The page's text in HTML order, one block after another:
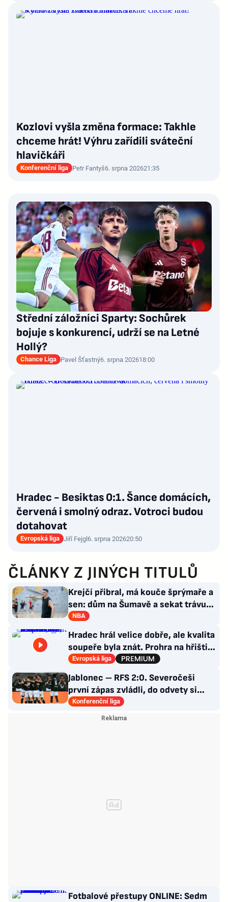
Kozlovi vyšla změna formace: Takhle
chceme hrát! Výhru zařídili sváteční
hlavičkáři
Konferenční liga Petr Fantyš6. srpna 202621:35
Střední záložníci Sparty: Sochůrek
bojuje s konkurencí, udrží se na Letné
Hollý?
Chance Liga Pavel Šťastný6. srpna 202618:00
Hradec - Besiktas 0:1. Šance domácích,
červená i smolný odraz. Votroci budou
dotahovat
Evropská liga Jiří Fejgl6. srpna 202620:50
ČLÁNKY Z JINÝCH TITULŮ
Krejčí přibral, má kouče šprýmaře a
sen: dům na Šumavě a sekat trávu
jako Forrest Gump
NBA
Hradec hrál velice dobře, ale kvalita
soupeře byla znát. Prohra na hřišti,
výhra v hledišti
Evropská liga
Jablonec – RFS 2:0. Severočeši
první zápas zvládli, do odvety si
vezou nadějný náskok
Konferenční liga
Fotbalové přestupy ONLINE: Sedm